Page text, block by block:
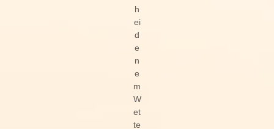
h
ei
d
e
n
e
m
W
et
te